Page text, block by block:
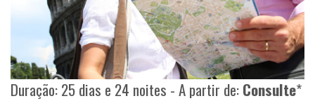
Duração: 25 dias e 24 noites - A partir de:Consulte*